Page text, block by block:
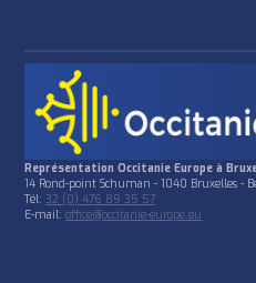
Représentation Occitanie Europe à
14 Rond-point Schuman - 1040 Bruxelles -
Tél:32 (0) 476 89 35 57
E-mail:office@occitanie-europe.eu